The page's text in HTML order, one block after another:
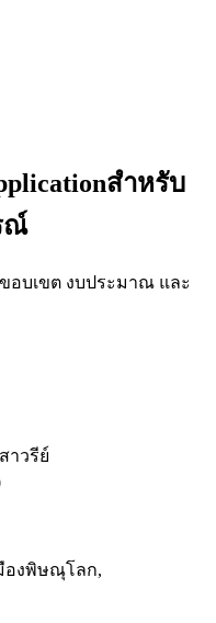
สำหรับ
ณ์
อบเขต งบประมาณ และ
าวรีย์
องพิษณุโลก,